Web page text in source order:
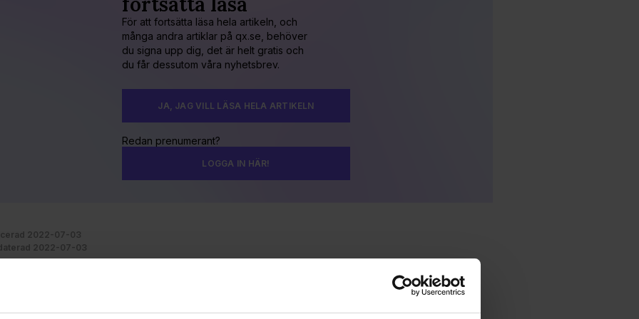
För att fortsätta läsa hela artikeln, och
många andra artiklar på qx.se, behöver
du signa upp dig, det är helt gratis och
du får dessutom våra nyhetsbrev.
JA, JAG VILL LÄSA HELA ARTIKELN
Redan prenumerant?
LOGGA IN HÄR!
2022-07-03
2022-07-03